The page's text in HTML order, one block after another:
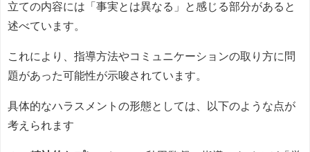
立ての内容には「事実とは異なる」と感じる部分があると
述べています。
これにより、指導方法やコミュニケーションの取り方に問
題があった可能性が示唆されています。
具体的なハラスメントの形態としては、以下のような点が
考えられます